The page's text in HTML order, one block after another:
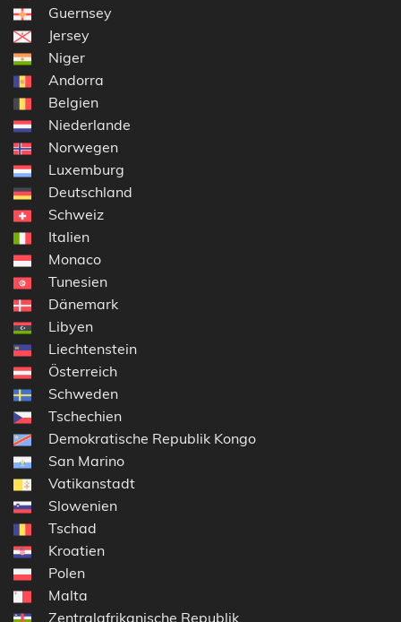
Guernsey
Jersey
Niger
Andorra
Belgien
Niederlande
Norwegen
Luxemburg
Deutschland
Schweiz
Italien
Monaco
Tunesien
Dänemark
Libyen
Liechtenstein
Österreich
Schweden
Tschechien
Demokratische Republik Kongo
San Marino
Vatikanstadt
Slowenien
Tschad
Kroatien
Polen
Malta
Zentralafrikanische Republik